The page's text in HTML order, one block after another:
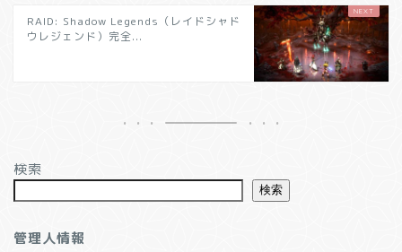
RAID: Shadow Legends（レイドシャド
ウレジェンド）完全...
検索
検索
管理人情報